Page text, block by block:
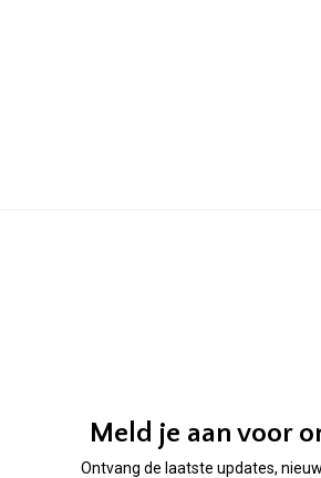
Meld je aan voor
Ontvang de laatste updates,